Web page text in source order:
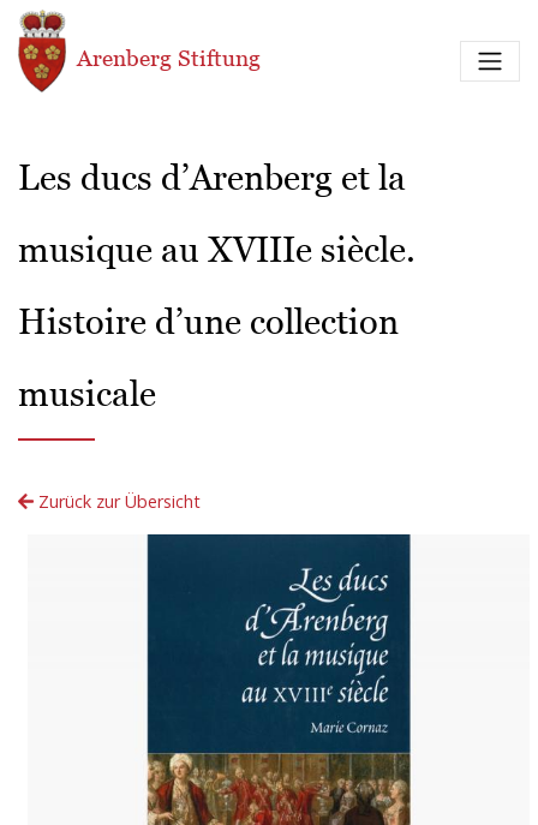
Direkt zum Inhalt
Arenberg Stiftung
Les ducs d’Arenberg et la
musique au XVIIIe siècle.
Histoire d’une collection
musicale
Zurück zur Übersicht